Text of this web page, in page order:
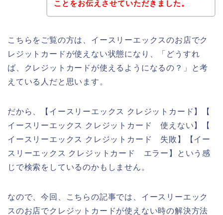
ことをお伝えさせていただきました。
こちらをご覧の方は、イースリーエックスのお店でク
レジットカードが使えない状態になり、「どうすれ
ば、クレジットカードが使えるようになるの？」と考
えている人だと思います。
だから、【イースリーエックス クレジットカード】【
イースリーエックス クレジットカード 使えない】【
イースリーエックス クレジットカード 失敗】【イー
スリーエックス クレジットカード エラー】という感
じで検索をしているのかもしません。
なので、今回、こちらの記事では、イースリーエック
スのお店でクレジットカードが使えない時の解決方法